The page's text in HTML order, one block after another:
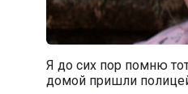
Я до сих пор помню
домой пришли